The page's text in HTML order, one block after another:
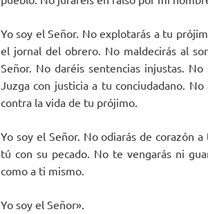
Yo soy el Señor. No explotarás a tu
el jornal del obrero. No maldecirás al
Señor. No daréis sentencias injustas.
Juzga con justicia a tu conciudadano.
contra la vida de tu prójimo.
Yo soy el Señor. No odiarás de corazón
tú con su pecado. No te vengarás ni
como a ti mismo.
Yo soy el Señor».